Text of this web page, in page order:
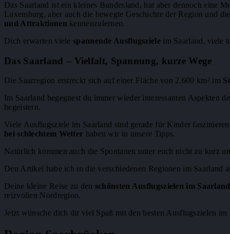
Das Saarland ist ein kleines Bundesland, hat aber dennoch eine
Luxemburg, aber auch die bewegte Geschichte der Region und
und Attraktionen kennenzulernen.
Dich erwarten viele spannende Ausflugszieleim Saarland, viele
Das Saarland – Vielfalt, Spannung, kurze Wege
Die Saarregion erstreckt sich auf einer Fläche von 2.600 km² im
Im Saarland begegnest du immer wieder interessanten Aspekten
begeistern.
Viele Ausflugsziele im Saarland sind gerade für Kinder
bei schlechtem Wetter haben wir in unsere Tipps.
Natürlich kommen auch die Spontanen unter euch nicht zu kurz
Den Artikel habe ich in die verschiedenen Regionen im Saarland
Deine kleine Reise zu den schönsten Ausflugszielen im
reizvollen Nordregion.
Jetzt wünsche dich dir viel Spaß mit den besten Ausflugszielen im